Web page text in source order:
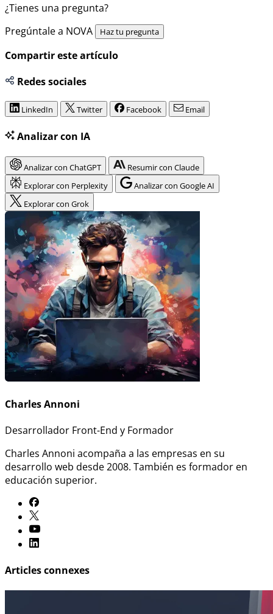
¿Tienes una pregunta?
Pregúntale a NOVA
Haz tu pregunta
Compartir este artículo
Redes sociales
LinkedIn Twitter Facebook Email
Analizar con IA
Analizar con ChatGPT
Resumir con Claude
Explorar con Perplexity
Analizar con Google AI
Explorar con Grok
Charles Annoni
Desarrollador Front-End y Formador
Charles Annoni acompaña a las empresas en su
desarrollo web desde 2008. También es formador en
educación superior.
Articles connexes